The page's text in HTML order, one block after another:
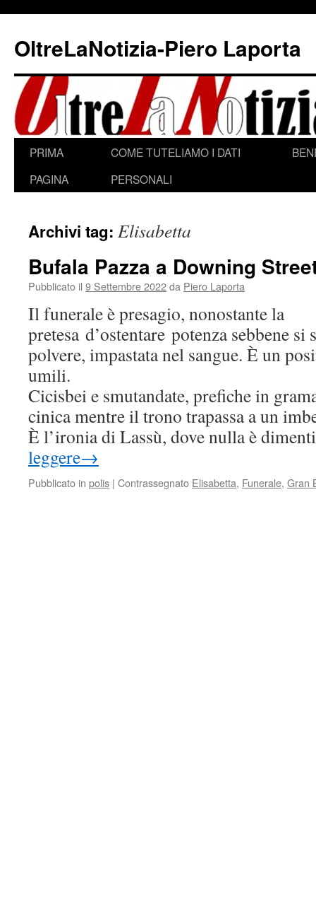
contenuto
OltreLaNotizia-Piero Laporta
PRIMA
PAGINA
COME TUTELIAMO I DATI
PERSONALI
Archivi tag: Elisabetta
Bufala Pazza a Downing
Pubblicato il 9 Settembre 2022da Piero Laporta
Il funerale è presagio, nonostante la
pretesa d’ostentare potenza sebbene
polvere, impastata nel sangue. È un
umili.
Cicisbei e smutandate, prefiche in
cinica mentre il trono trapassa a un
È l’ironia di Lassù, dove nulla è
leggere→
Pubblicato in polis | Contrassegnato Elisabetta, Funerale, Gran